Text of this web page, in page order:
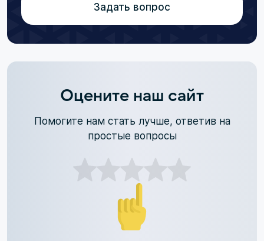
Задать вопрос
Оцените наш сайт
Помогите нам стать лучше, ответив на
простые вопросы